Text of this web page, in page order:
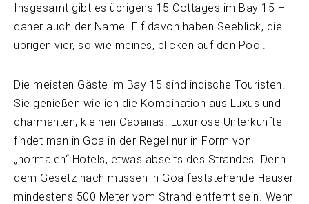
Insgesamt gibt es übrigens 15 Cottages im Bay 15 –
daher auch der Name. Elf davon haben Seeblick, die
übrigen vier, so wie meines, blicken auf den Pool.
Die meisten Gäste im Bay 15 sind indische Touristen.
Sie genießen wie ich die Kombination aus Luxus und
charmanten, kleinen Cabanas. Luxuriöse Unterkünfte
findet man in Goa in der Regel nur in Form von
„normalen“ Hotels, etwas abseits des Strandes. Denn
dem Gesetz nach müssen in Goa feststehende Häuser
mindestens 500 Meter vom Strand entfernt sein. Wenn